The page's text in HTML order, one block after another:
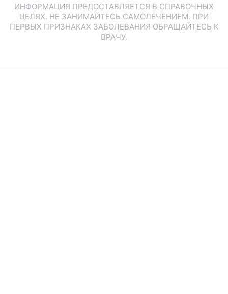
ИНФОРМАЦИЯ ПРЕДОСТАВЛЯЕТСЯ В СПРАВОЧНЫХ
ЦЕЛЯХ. НЕ ЗАНИМАЙТЕСЬ САМОЛЕЧЕНИЕМ. ПРИ
ПЕРВЫХ ПРИЗНАКАХ ЗАБОЛЕВАНИЯ ОБРАЩАЙТЕСЬ К
ВРАЧУ.